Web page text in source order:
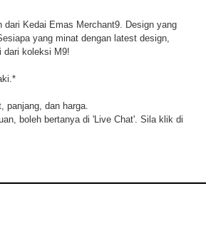
dari Kedai Emas Merchant9. Design yang
yang minat dengan latest design,
dari koleksi M9!
panjang, dan harga.
boleh bertanya di 'Live Chat'. Sila klik di